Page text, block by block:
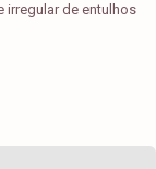
irregular de entulhos